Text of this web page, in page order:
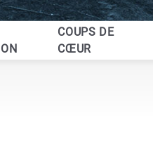
COUPS DE
CŒUR